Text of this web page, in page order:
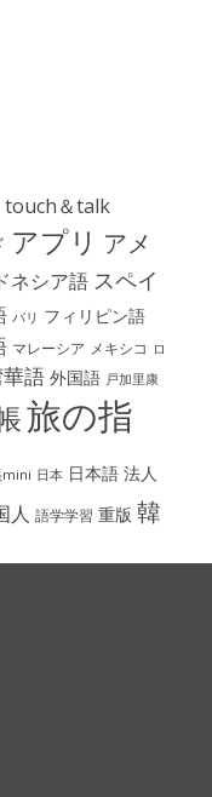
touch＆talk
アプリ アメ
ネシア語 スペイ
パリ フィリピン語
マレーシア メキシコ ロ
語 外国語 戸加里康
旅の指
mini 日本 日本語 法人
人 語学学習 重版 韓